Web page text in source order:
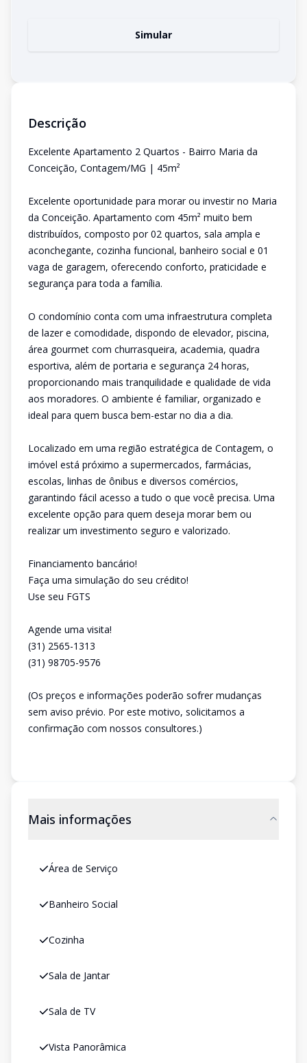
Simular
Descrição
Excelente Apartamento 2 Quartos - Bairro Maria da
Conceição, Contagem/MG | 45m²
Excelente oportunidade para morar ou investir no Maria
da Conceição. Apartamento com 45m² muito bem
distribuídos, composto por 02 quartos, sala ampla e
aconchegante, cozinha funcional, banheiro social e 01
vaga de garagem, oferecendo conforto, praticidade e
segurança para toda a família.
O condomínio conta com uma infraestrutura completa
de lazer e comodidade, dispondo de elevador, piscina,
área gourmet com churrasqueira, academia, quadra
esportiva, além de portaria e segurança 24 horas,
proporcionando mais tranquilidade e qualidade de vida
aos moradores. O ambiente é familiar, organizado e
ideal para quem busca bem-estar no dia a dia.
Localizado em uma região estratégica de Contagem, o
imóvel está próximo a supermercados, farmácias,
escolas, linhas de ônibus e diversos comércios,
garantindo fácil acesso a tudo o que você precisa. Uma
excelente opção para quem deseja morar bem ou
realizar um investimento seguro e valorizado.
Financiamento bancário!
Faça uma simulação do seu crédito!
Use seu FGTS
Agende uma visita!
(31) 2565-1313
(31) 98705-9576
(Os preços e informações poderão sofrer mudanças
sem aviso prévio. Por este motivo, solicitamos a
confirmação com nossos consultores.)
Mais informações
Área de Serviço
Banheiro Social
Cozinha
Sala de Jantar
Sala de TV
Vista Panorâmica